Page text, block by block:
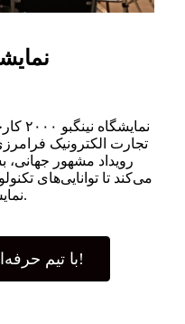
تجارت الکترونیک
رویداد مشهور جهانی،
می‌کند تا توانایی‌های
نمایش بگذاریم.
با تیم حرفه‌ای ما تماس بگیرید!